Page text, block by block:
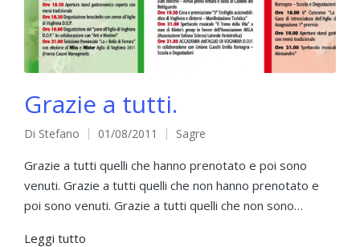
Grazie a tutti.
Pubblicato
da
Di Stefano 01/08/2011
Pubblicato
in
Sagre
Grazie a tutti quelli che hanno prenotato e poi sono
venuti. Grazie a tutti quelli che non hanno prenotato e
poi sono venuti. Grazie a tutti quelli che non sono…
Leggi tutto